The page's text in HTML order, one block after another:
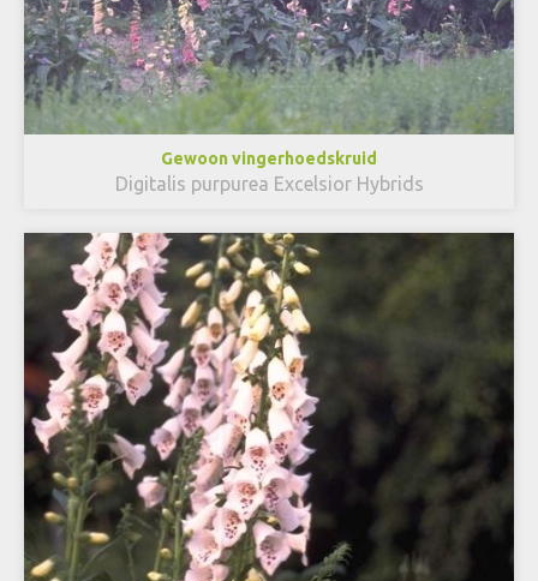
Gewoon vingerhoedskruid
Digitalis purpurea Excelsior Hybrids